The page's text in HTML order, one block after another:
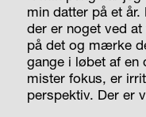
min datter på et
der er noget ved
på det og mærke
gange i løbet af en
mister fokus, er
perspektiv. Der er